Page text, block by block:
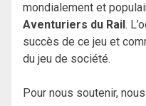
mondialement et
Aventuriers du Rail .
succès de ce jeu et
du jeu de société.
Pour nous soutenir,